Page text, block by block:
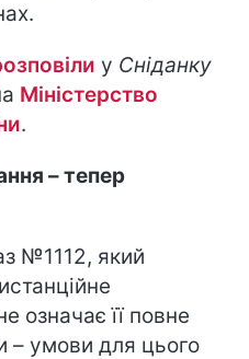
у Сніданку
Міністерство
.
– тепер
№1112, який
означає її повне
– умови для цього